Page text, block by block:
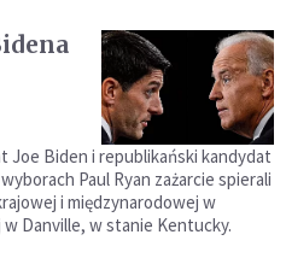
Joe Biden i republikański kandydat
Paul Ryan zażarcie spierali
i międzynarodowej w
Danville, w stanie Kentucky.